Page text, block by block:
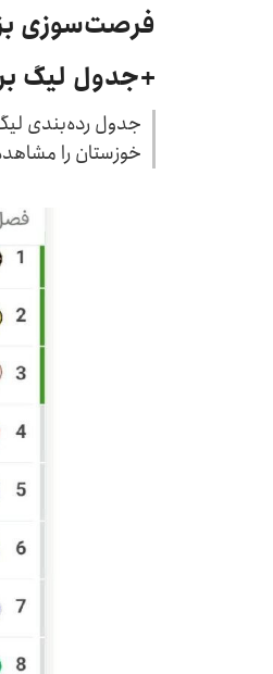
فرصت‌سوزی
+جدول لیگ
جدول رده‌بندی لیگ
خوزستان را